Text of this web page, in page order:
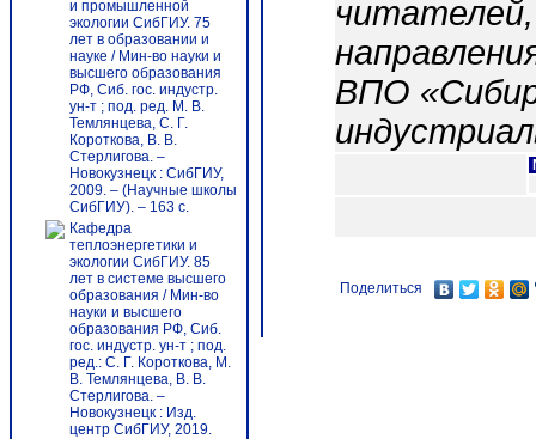
и промышленной
экологии СибГИУ. 75
лет в образовании и
науке / Мин-во науки и
высшего образования
РФ, Сиб. гос. индустр.
ун-т ; под. ред. М. В.
Темлянцева, С. Г.
Короткова, В. В.
Стерлигова. –
Новокузнецк : СибГИУ,
2009. – (Научные школы
СибГИУ). – 163 с.
Кафедра
теплоэнергетики и
экологии СибГИУ. 85
лет в системе высшего
образования / Мин-во
науки и высшего
образования РФ, Сиб.
гос. индустр. ун-т ; под.
ред.: С. Г. Короткова, М.
В. Темлянцева, В. В.
Стерлигова. –
Новокузнецк : Изд.
центр СибГИУ, 2019.
ВПО
Поделиться